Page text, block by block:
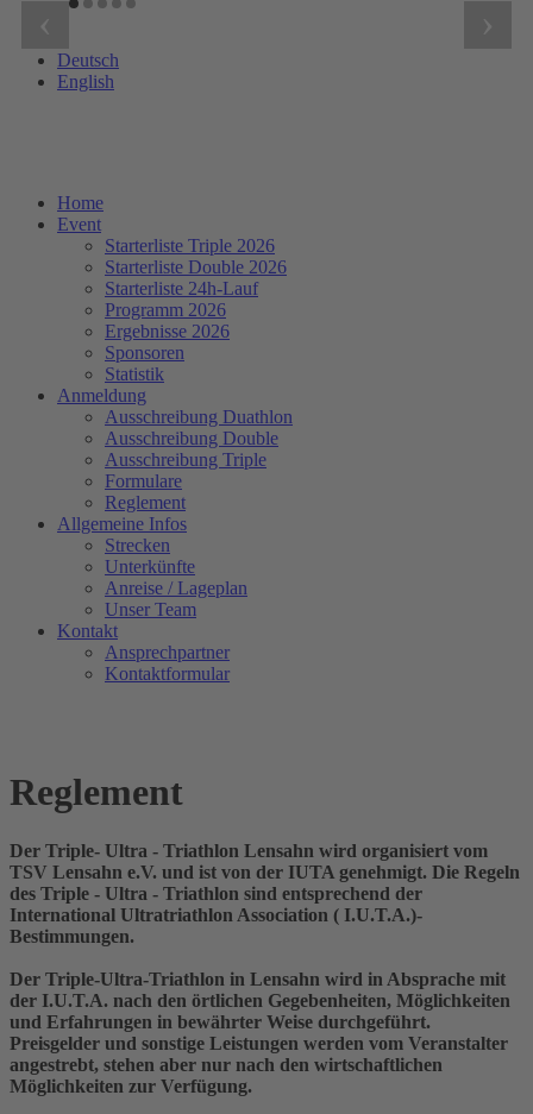
Deutsch
English
Home
Event
Starterliste Triple 2026
Starterliste Double 2026
Starterliste 24h-Lauf
Programm 2026
Ergebnisse 2026
Sponsoren
Statistik
Anmeldung
Ausschreibung Duathlon
Ausschreibung Double
Ausschreibung Triple
Formulare
Reglement
Allgemeine Infos
Strecken
Unterkünfte
Anreise / Lageplan
Unser Team
Kontakt
Ansprechpartner
Kontaktformular
Reglement
Der Triple- Ultra - Triathlon Lensahn wird organisiert vom
TSV Lensahn e.V. und ist von der IUTA genehmigt. Die Regeln
des Triple - Ultra - Triathlon sind entsprechend der
International Ultratriathlon Association ( I.U.T.A.)-
Bestimmungen.
Der Triple-Ultra-Triathlon in Lensahn wird in Absprache mit
der I.U.T.A. nach den örtlichen Gegebenheiten, Möglichkeiten
und Erfahrungen in bewährter Weise durchgeführt.
Preisgelder und sonstige Leistungen werden vom Veranstalter
angestrebt, stehen aber nur nach den wirtschaftlichen
Möglichkeiten zur Verfügung.